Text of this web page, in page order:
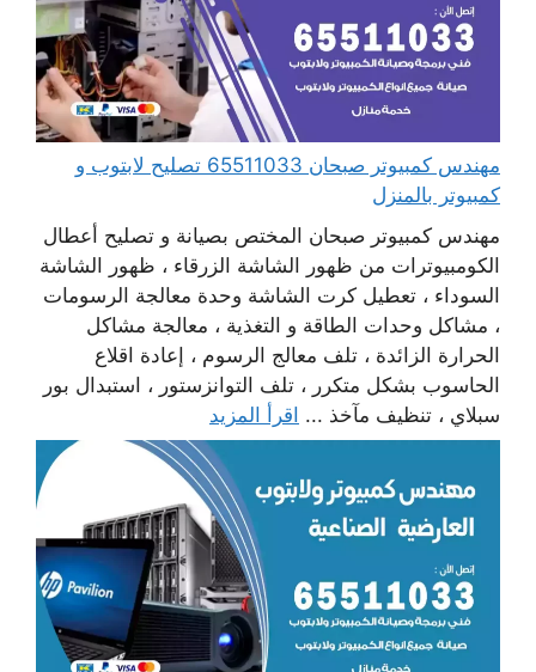
مهندس كمبيوتر صبحان 65511033 تصليح لابتوب و
كمبيوتر بالمنزل
مهندس كمبيوتر صبحان المختص بصيانة و تصليح أعطال
الكومبيوترات من ظهور الشاشة الزرقاء ، ظهور الشاشة
السوداء ، تعطيل كرت الشاشة وحدة معالجة الرسومات
، مشاكل وحدات الطاقة و التغذية ، معالجة مشاكل
الحرارة الزائدة ، تلف معالج الرسوم ، إعادة اقلاع
الحاسوب بشكل متكرر ، تلف التوانزستور ، استبدال بور
سبلاي ، تنظيف مآخذ ... اقرأ المزيد